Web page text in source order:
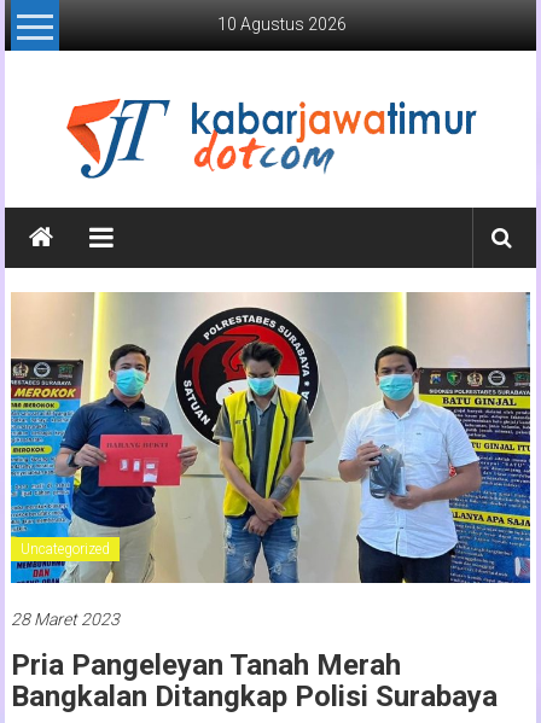
Lompat
ke
10 Agustus 2026
Kabar
Jawa
Timur
Online
Jawa
Timur
Uncategorized
28 Maret 2023
Pria Pangeleyan Tanah Merah
Bangkalan Ditangkap Polisi Surabaya